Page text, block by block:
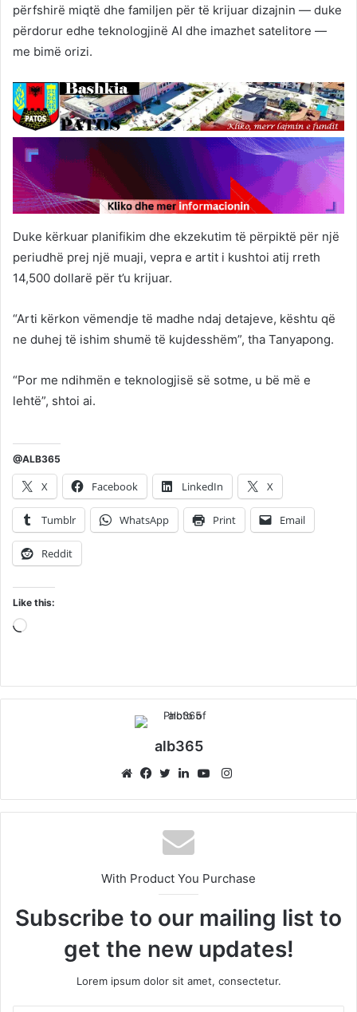
përfshirë miqtë dhe familjen për të krijuar dizajnin — duke
përdorur edhe teknologjinë AI dhe imazhet satelitore —
me bimë orizi.
Duke kërkuar planifikim dhe ekzekutim të përpiktë për një
periudhë prej një muaji, vepra e artit i kushtoi atij rreth
14,500 dollarë për t’u krijuar.
“Arti kërkon vëmendje të madhe ndaj detajeve, kështu që
ne duhej të ishim shumë të kujdesshëm”, tha Tanyapong.
“Por me ndihmën e teknologjisë së sotme, u bë më e
lehtë”, shtoi ai.
@ALB365
X Facebook LinkedIn X
Tumblr WhatsApp Print Email
Reddit
Like this:
Loading…
alb365
Instagram
With Product You Purchase
Subscribe to our mailing list to
get the new updates!
Lorem ipsum dolor sit amet, consectetur.